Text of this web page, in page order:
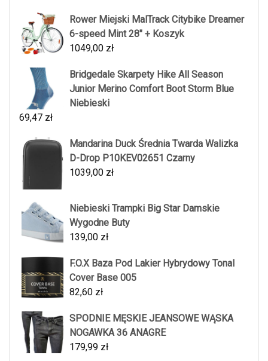
Rower Miejski MalTrack Citybike Dreamer
6-speed Mint 28" + Koszyk
1049,00 zł
Bridgedale Skarpety Hike All Season
Junior Merino Comfort Boot Storm Blue
Niebieski
69,47 zł
Mandarina Duck Średnia Twarda Walizka
D-Drop P10KEV02651 Czarny
1039,00 zł
Niebieski Trampki Big Star Damskie
Wygodne Buty
139,00 zł
F.O.X Baza Pod Lakier Hybrydowy Tonal
Cover Base 005
82,60 zł
SPODNIE MĘSKIE JEANSOWE WĄSKA
NOGAWKA 36 ANAGRE
179,99 zł